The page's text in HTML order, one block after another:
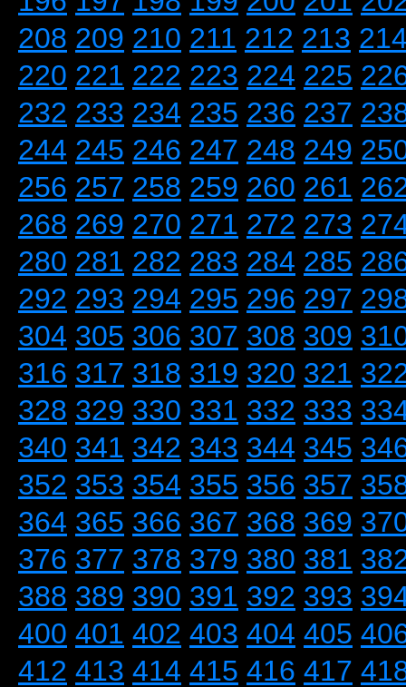
208 209 210 211 212 213
220 221 222 223 224 225
232 233 234 235 236 237
244 245 246 247 248 249
256 257 258 259 260 261
268 269 270 271 272 273
280 281 282 283 284 285
292 293 294 295 296 297
304 305 306 307 308 309
316 317 318 319 320 321
328 329 330 331 332 333
340 341 342 343 344 345
352 353 354 355 356 357
364 365 366 367 368 369
376 377 378 379 380 381
388 389 390 391 392 393
400 401 402 403 404 405
412 413 414 415 416 417